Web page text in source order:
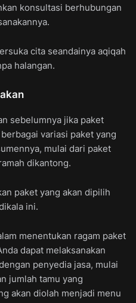
konsultasi berhubungan
cita seandainya aqiqah
halangan.
sebelumnya jika paket
variasi paket yang
mulai dari paket
dikantong.
paket yang akan dipilih
ini.
menentukan ragam paket
dapat melaksanakan
penyedia jasa, mulai
jumlah tamu yang
akan diolah menjadi menu